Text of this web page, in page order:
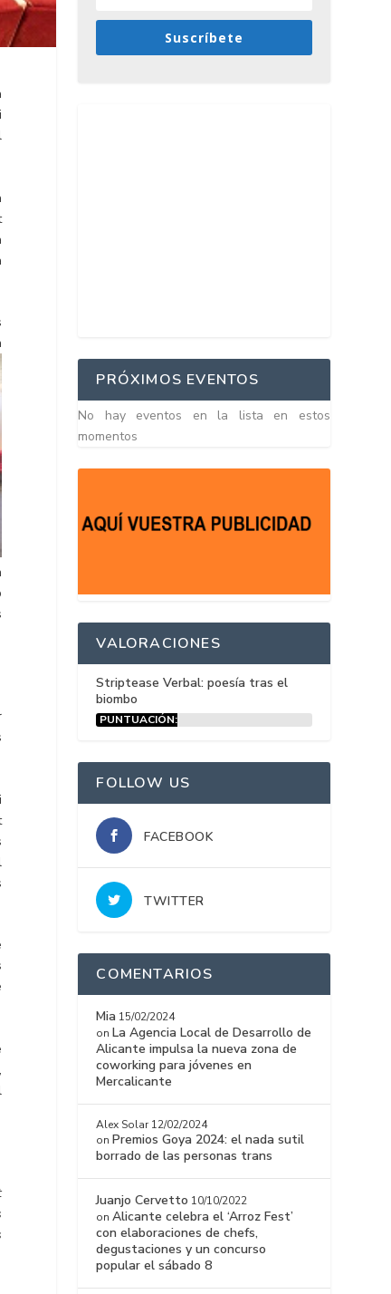
Suscríbete
PRÓXIMOS EVENTOS
No hay eventos en la lista en estos
momentos
VALORACIONES
Striptease Verbal: poesía tras el
biombo
PUNTUACIÓN:
FOLLOW US
FACEBOOK
TWITTER
COMENTARIOS
Mia 15/02/2024
on La Agencia Local de Desarrollo de
Alicante impulsa la nueva zona de
coworking para jóvenes en
Mercalicante
Alex Solar 12/02/2024
on Premios Goya 2024: el nada sutil
borrado de las personas trans
Juanjo Cervetto 10/10/2022
onAlicante celebra el ‘Arroz Fest’
con elaboraciones de chefs,
degustaciones y un concurso
popular el sábado 8